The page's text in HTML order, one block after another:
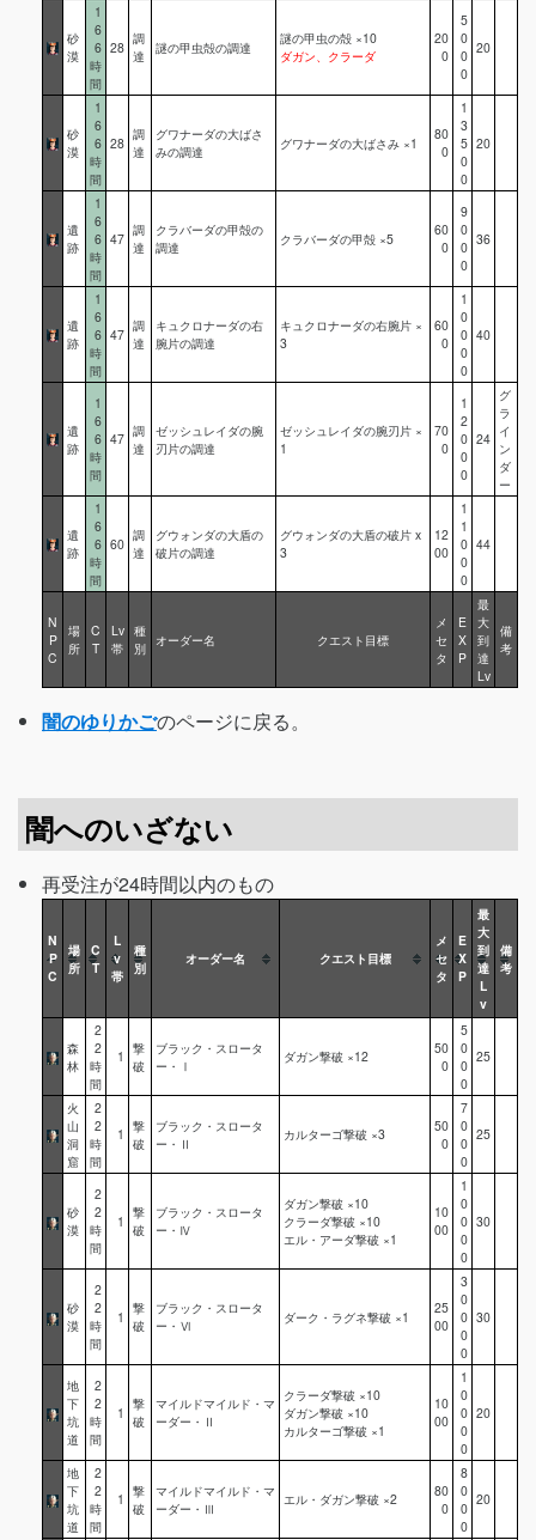
N
P
C
場
所
C
T
Lv
帯
種
別 オーダー名 クエスト目標
メ
セ
タ
E
X
P
最
大
到
達
Lv
備
考
砂
漠
1
6
6
時
間
28
調
達
謎の甲虫殻の調達
謎の甲虫の殻 ×10
ダガン、クラーダ
20
0
5
0
0
0
20
砂
漠
1
6
6
時
間
28
調
達
グワナーダの大ばさ
みの調達
グワナーダの大ばさみ ×1
80
0
1
3
5
0
0
20
遺
跡
1
6
6
時
間
47
調
達
クラバーダの甲殻の
調達
クラバーダの甲殻 ×5
60
0
9
0
0
0
36
遺
跡
1
6
6
時
間
47
調
達
キュクロナーダの右
腕片の調達
キュクロナーダの右腕片 ×
3
60
0
1
0
0
0
0
40
遺
跡
1
6
6
時
間
47 調
達
ゼッシュレイダの腕
刃片の調達
ゼッシュレイダの腕刃片 ×
1
70
0
1
2
0
0
0
24
グ
ラ
イ
ン
ダ
ー
遺
跡
1
6
6
時
間
60
調
達
グウォンダの大盾の
破片の調達
グウォンダの大盾の破片 x
3
12
00
1
1
0
0
0
44
闇のゆりかごのページに戻る。
闇へのいざない
再受注が24時間以内のもの
N
P
C
場
所
C
T
L
v
帯
種
別
オーダー名 クエスト目標
メ
セ
タ
E
X
P
最
大
到
達
L
v
備
考
森
林
2
2
時
間
1 撃
破
ブラック・スロータ
ー・Ⅰ
ダガン撃破 ×12
50
0
5
0
0
0
25
火
山
洞
窟
2
2
時
間
1 撃
破
ブラック・スロータ
ー・Ⅱ
カルターゴ撃破 ×3
50
0
7
0
0
0
25
砂
漠
2
2
時
間
1
撃
破
ブラック・スロータ
ー・Ⅳ
ダガン撃破 ×10
クラーダ撃破 ×10
エル・アーダ撃破 ×1
10
00
1
0
0
0
0
30
砂
漠
2
2
時
間
1
撃
破
ブラック・スロータ
ー・Ⅵ
ダーク・ラグネ撃破 ×1
25
00
3
0
0
0
0
30
地
下
坑
道
2
2
時
間
1
撃
破
マイルドマイルド・マ
ーダー・Ⅱ
クラーダ撃破 ×10
ダガン撃破 ×10
カルターゴ撃破 ×1
10
00
1
0
0
0
0
20
地
下
坑
道
2
2
時
間
1 撃
破
マイルドマイルド・マ
ーダー・Ⅲ
エル・ダガン撃破 ×2
80
0
8
0
0
0
20